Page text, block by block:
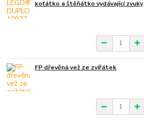
koťátko a štěňátko vydávající zvuky
FP dřevěná vež ze zvířátek